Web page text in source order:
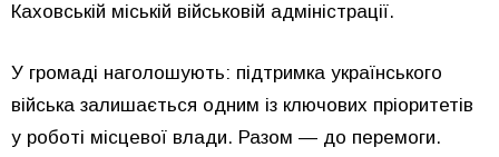
Каховській міській військовій адміністрації.
У громаді наголошують: підтримка українського
війська залишається одним із ключових пріоритетів
у роботі місцевої влади. Разом — до перемоги.